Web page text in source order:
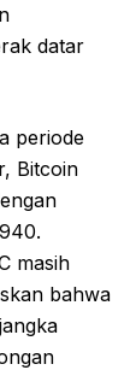
datar
periode
Bitcoin
masih
bahwa